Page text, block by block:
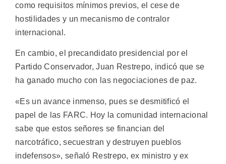
como requisitos mínimos previos, el cese de
hostilidades y un mecanismo de contralor
internacional.
En cambio, el precandidato presidencial por el
Partido Conservador, Juan Restrepo, indicó que se
ha ganado mucho con las negociaciones de paz.
«Es un avance inmenso, pues se desmitificó el
papel de las FARC. Hoy la comunidad internacional
sabe que estos señores se financian del
narcotráfico, secuestran y destruyen pueblos
indefensos», señaló Restrepo, ex ministro y ex